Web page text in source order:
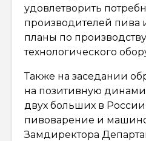
удовлетворить
производителей пива
планы по
технологического
Также на заседании
на позитивную
двух больших в
пивоварение и
Замдиректора